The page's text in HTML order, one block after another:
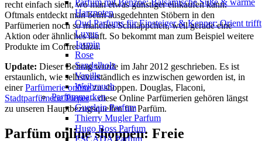
Parfum mit Benzoe: Balsamische Süße & warme
Harznoten
Oud Parfums für Einsteiger & Kenner: Orient trifft
Luxus
Jasmin
Rose
Sandelholz
Vanille
Weihrauch
Parfümmarken
Guerlain Parfum
Thierry Mugler Parfum
Hugo Boss Parfum
ESCADA Parfum
recht einfach sieht, wo man etwas günstiger einkaufen kann.
Oftmals entdeckt man beim ausgedehnten Stöbern in den
Parfümerien noch so manches Schnäppchen, weil gerade eine
Aktion oder ähnliches läuft. So bekommt man zum Beispiel weitere
Produkte im Coffret dazu.
Update: Dieser Beitrag wurde im Jahr 2012 geschrieben. Es ist
erstaunlich, wie selbstverständlich es inzwischen geworden ist, in
einerParfümerie onlinezu shoppen. Douglas, Flaconi,
Stadtparfümerie Pieper– diese Online Parfümerien gehören längst
zu unseren Hauptbezugsquellen für Parfüm.
Parfüm online shoppen: Freie